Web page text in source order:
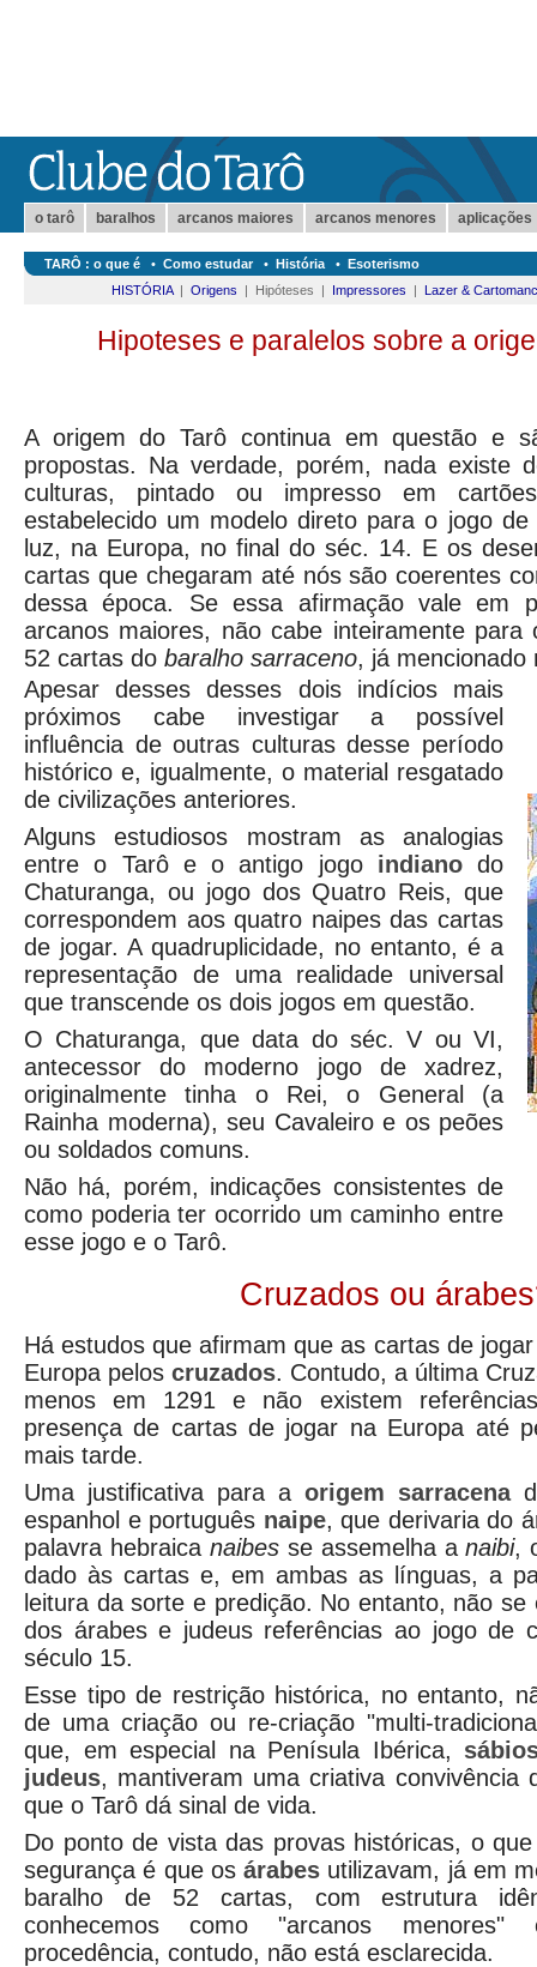
o tarô baralhos arcanos maiores arcanos menores aplicações
TARÔ : o que é • Como estudar • História • Esoterismo
HISTÓRIA| Origens | Hipóteses | Impressores | Lazer &
Hipoteses e paralelos sobre a
A origem do Tarô continua em questão e
propostas. Na verdade, porém, nada existe
culturas, pintado ou impresso em
estabelecido um modelo direto para o jogo
luz, na Europa, no final do séc. 14. E os
cartas que chegaram até nós são coerentes
dessa época. Se essa afirmação vale em
arcanos maiores, não cabe inteiramente
52 cartas do baralho sarraceno, já mencionado
Apesar desses desses dois indícios mais
próximos cabe investigar a possível
influência de outras culturas desse período
histórico e, igualmente, o material resgatado
de civilizações anteriores.
Alguns estudiosos mostram as analogias
entre o Tarô e o antigo jogo indianodo
Chaturanga, ou jogo dos Quatro Reis, que
correspondem aos quatro naipes das cartas
de jogar. A quadruplicidade, no entanto, é a
representação de uma realidade universal
que transcende os dois jogos em questão.
O Chaturanga, que data do séc. V ou VI,
antecessor do moderno jogo de xadrez,
originalmente tinha o Rei, o General (a
Rainha moderna), seu Cavaleiro e os peões
ou soldados comuns.
Não há, porém, indicações consistentes de
como poderia ter ocorrido um caminho entre
esse jogo e o Tarô.
Cruzados ou
Há estudos que afirmam que as cartas de
Europa pelos cruzados. Contudo, a última
menos em 1291 e não existem
presença de cartas de jogar na Europa até
mais tarde.
Uma justificativa para a origem sarracena
espanhol e português naipe, que derivaria do
palavra hebraica naibesse assemelha anaibi,
dado às cartas e, em ambas as línguas, a
leitura da sorte e predição. No entanto, não
dos árabes e judeus referências ao jogo de
século 15.
Esse tipo de restrição histórica, no entanto,
de uma criação ou re-criação "multi-
que, em especial na Penísula Ibérica,
judeus, mantiveram uma criativa convivência
que o Tarô dá sinal de vida.
Do ponto de vista das provas históricas, o
segurança é que osárabes utilizavam, já em
baralho de 52 cartas, com estrutura
conhecemos como "arcanos
procedência, contudo, não está esclarecida.